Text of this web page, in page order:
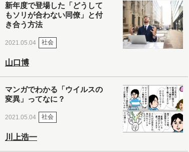
新年度で登場した「どうして
もソリが合わない同僚」と付
き合う方法
2021.05.04 社会
山口博
マンガでわかる「ウイルスの
変異」ってなに？
2021.05.04 社会
川上浩一